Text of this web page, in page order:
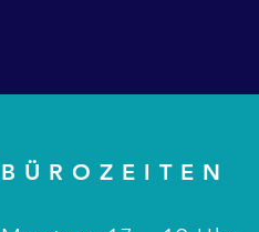
BÜROZEITEN